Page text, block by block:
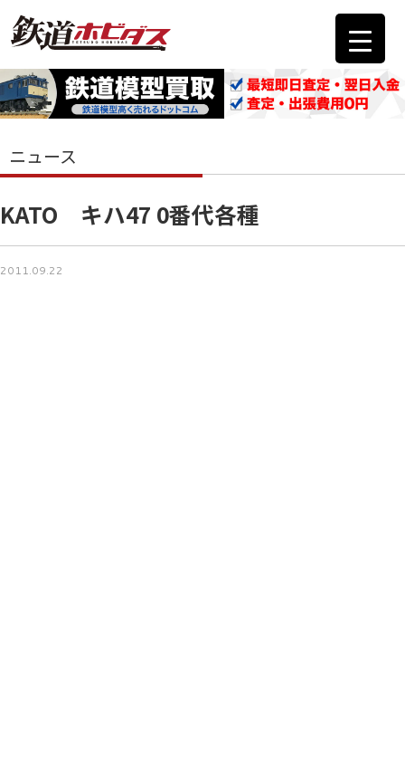
ニュース
KATO キハ47 0番代各種
2011.09.22